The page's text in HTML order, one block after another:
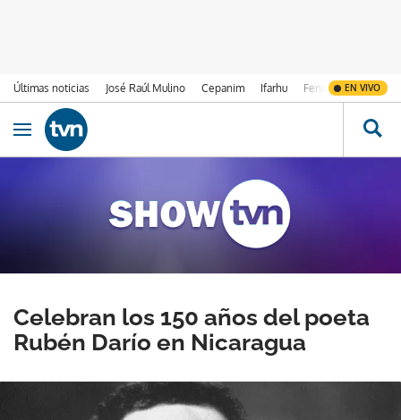
Últimas noticias José Raúl Mulino Cepanim Ifarhu Fenómeno de El
EN VIVO
Ir al contenido
Obrir navegació
Celebran los 150 años del poeta
Rubén Darío en Nicaragua